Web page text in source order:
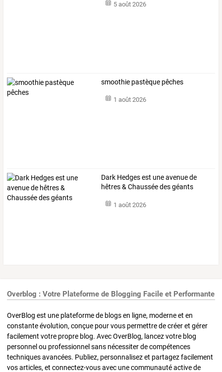
5 août 2026
smoothie pastèque pêches
1 août 2026
Dark Hedges est une avenue de
hêtres & Chaussée des géants
1 août 2026
Overblog : Votre Plateforme de Blogging Facile et Performante
OverBlog est une plateforme de blogs en ligne, moderne et en
constante évolution, conçue pour vous permettre de créer et gérer
facilement votre propre blog. Avec OverBlog, lancez votre blog
personnel ou professionnel sans nécessiter de compétences
techniques avancées. Publiez, personnalisez et partagez facilement
vos articles, et connectez-vous avec une communauté active de